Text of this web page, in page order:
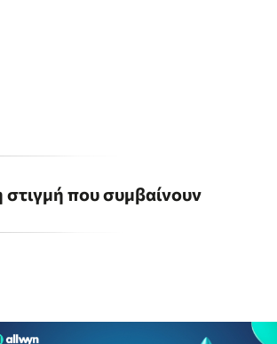
στιγμή που συμβαίνουν